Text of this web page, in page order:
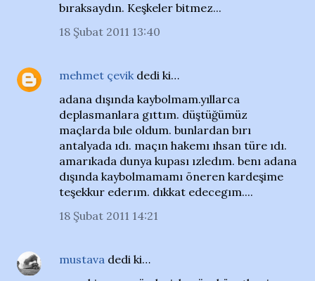
bıraksaydın. Keşkeler bitmez...
18 Şubat 2011 13:40
mehmet çevik dedi ki…
adana dışında kaybolmam.yıllarca
deplasmanlara gıttım. düştüğümüz
maçlarda bıle oldum. bunlardan bırı
antalyada ıdı. maçın hakemı ıhsan türe ıdı.
amarıkada dunya kupası ızledım. benı adana
dışında kaybolmamamı öneren kardeşime
teşekkur ederım. dıkkat edecegım....
18 Şubat 2011 14:21
mustava dedi ki…